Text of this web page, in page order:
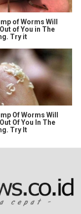
of Worms Will
of You in The
Try it
Of Worms Will
Of You In The
Try It